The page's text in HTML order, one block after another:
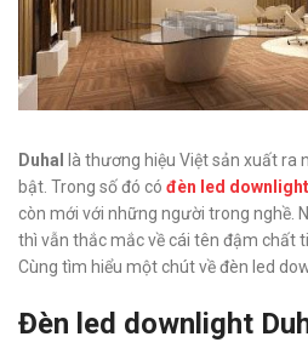
Duhal
là thương hiệu Việt sản xuất ra
bật. Trong số đó có đèn led downlight
còn mới với những người trong nghề.
thì vẫn thắc mắc về cái tên đậm chất
Cùng tìm hiểu một chút về đèn led
Đèn led downlight